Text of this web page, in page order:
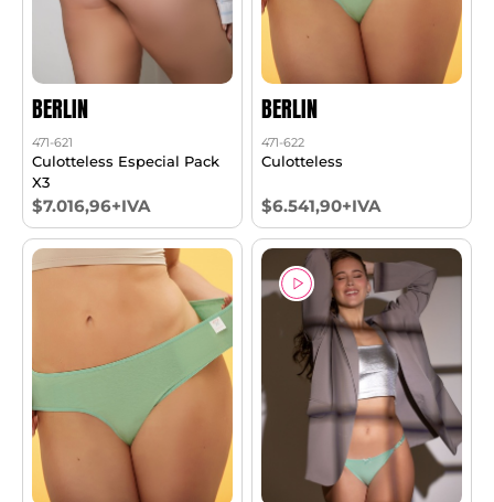
BERLIN
471-621
Culotteless Especial Pack
X3
$7.016,96+IVA
BERLIN
471-622
Culotteless
$6.541,90+IVA